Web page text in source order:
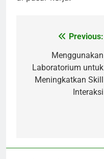
navigation
Previous:
Menggunakan
Laboratorium untuk
Meningkatkan Skill
Interaksi